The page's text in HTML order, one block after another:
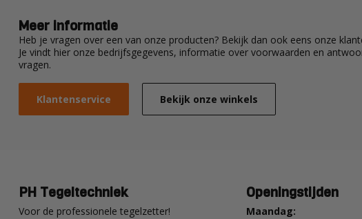
Meer informatie
Heb je vragen over een van onze producten? Bekijk dan ook eens onze
Je vindt hier onze bedrijfsgegevens, informatie over voorwaarden en
vragen.
Klantenservice Bekijk onze winkels
PH Tegeltechniek
Voor de professionele tegelzetter!
Openingstijden
Maandag: